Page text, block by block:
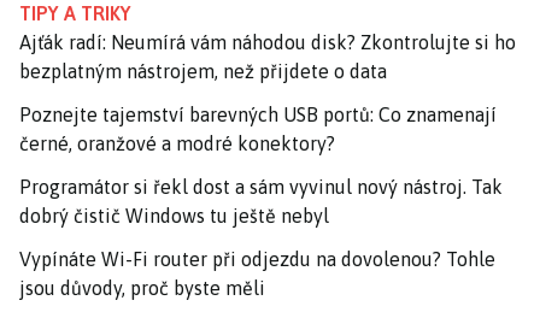
TIPY A TRIKY
Ajťák radí: Neumírá vám náhodou disk? Zkontrolujte si ho
bezplatným nástrojem, než přijdete o data
Poznejte tajemství barevných USB portů: Co znamenají
černé, oranžové a modré konektory?
Programátor si řekl dost a sám vyvinul nový nástroj. Tak
dobrý čistič Windows tu ještě nebyl
Vypínáte Wi-Fi router při odjezdu na dovolenou? Tohle
jsou důvody, proč byste měli